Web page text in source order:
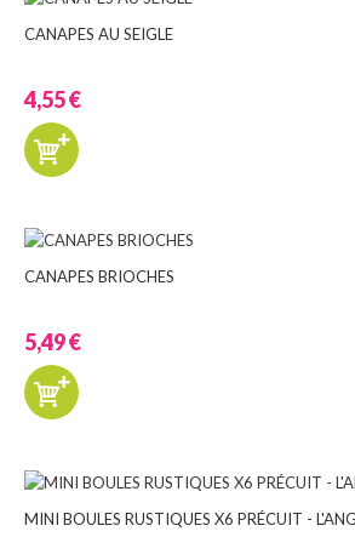
CANAPES AU SEIGLE
4,55 €
CANAPES BRIOCHES
5,49 €
MINI BOULES RUSTIQUES X6 PRÉCUIT -